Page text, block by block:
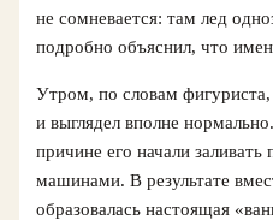
не сомневается: там лед
подробно объяснил, что
Утром, по словам
и выглядел вполне
причине его начали
машинами. В результате
образовалась настоящая